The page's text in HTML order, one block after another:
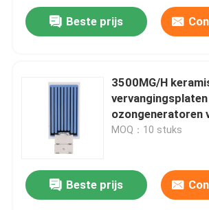
Beste prijs
3500MG/H
ozongeneratoren
MOQ：10 stuks
Beste prijs